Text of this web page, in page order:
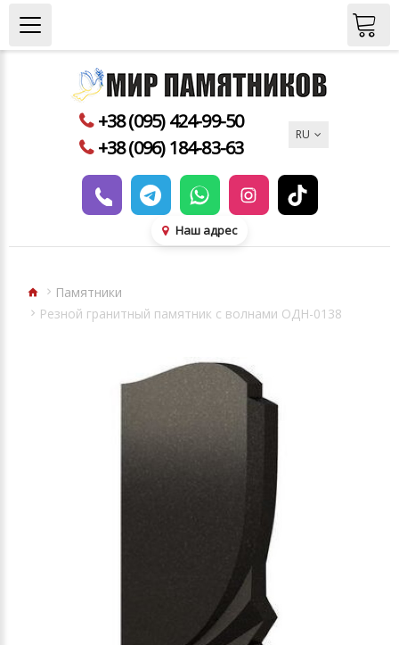
Наш адрес
+38 (095) 424-99-50
+38 (096) 184-83-63
RU
Памятники
Резной гранитный памятник с волнами ОДН-0138